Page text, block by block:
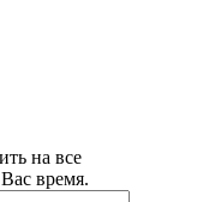
на все
время.